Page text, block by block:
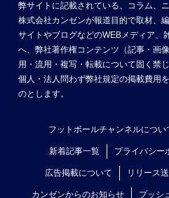
弊サイトに記載されている、コラム、
株式会社カンゼンが報道目的で取材、
サイトやブログなどのWEBメディア、
へ、弊社著作権コンテンツ（記事・画
用・流用・複写・転載について固く禁
個人・法人問わず弊社規定の掲載費用
のとします。
フットボールチャンネルについ
新着記事一覧 プライバシー
広告掲載について リリース
カンゼンからのお知らせ プッシ